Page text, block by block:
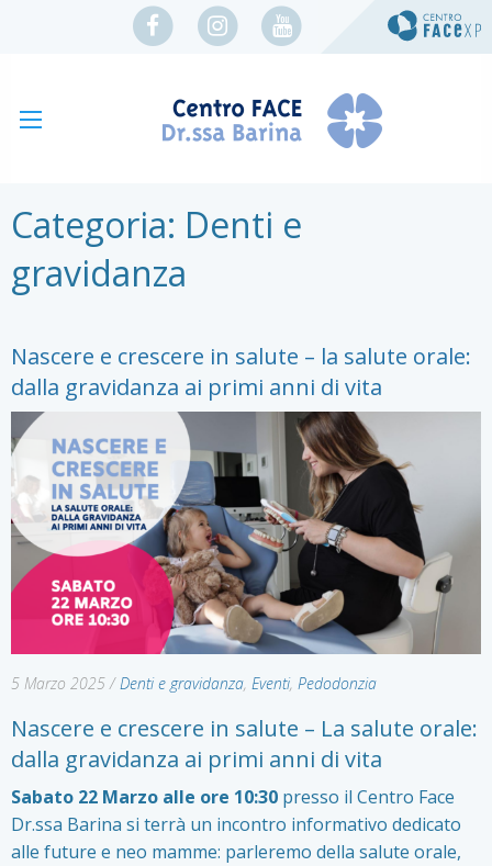
Categoria: Denti e
gravidanza
Nascere e crescere in salute – la salute orale:
dalla gravidanza ai primi anni di vita
5 Marzo 2025/Denti e gravidanza, Eventi, Pedodonzia
Nascere e crescere in salute – La salute orale:
dalla gravidanza ai primi anni di vita
Sabato 22 Marzo alle ore 10:30 presso il Centro Face
Dr.ssa Barina si terrà un incontro informativo dedicato
alle future e neo mamme: parleremo della salute orale,